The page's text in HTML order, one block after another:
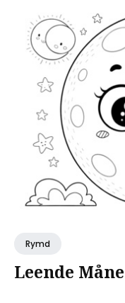
Rymd
Leende